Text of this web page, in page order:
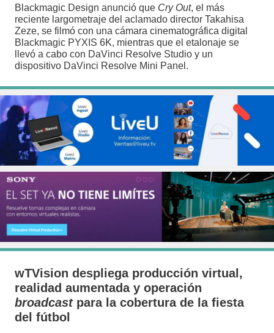
Blackmagic Design anunció que Cry Out, el más
reciente largometraje del aclamado director Takahisa
Zeze, se filmó con una cámara cinematográfica digital
Blackmagic PYXIS 6K, mientras que el etalonaje se
llevó a cabo con DaVinci Resolve Studio y un
dispositivo DaVinci Resolve Mini Panel.
wTVision despliega producción virtual,
realidad aumentada y operación
broadcastpara la cobertura de la fiesta
del fútbol